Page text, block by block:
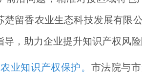
楚留香农业生态科技发展有限
导，助力企业提升知识产权风
业知识产权保护。 市法院与